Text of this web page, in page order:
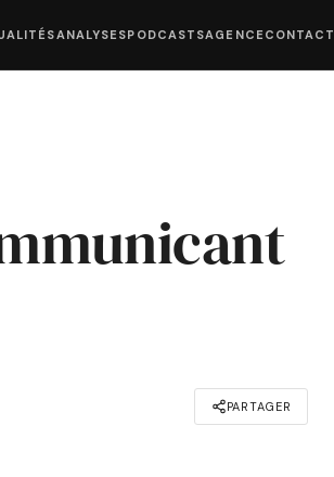
ANALYSESPODCASTSAGENCE CONTACT
PARTAGER